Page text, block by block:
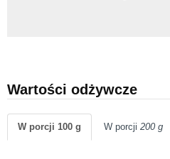
Wartości odżywcze
W porcji 100 g W porcji 200 g